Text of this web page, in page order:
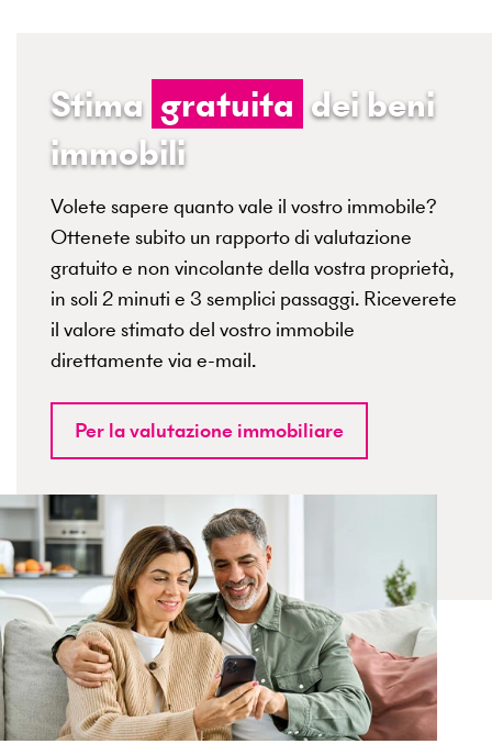
Stima gratuita dei beni
immobili
Volete sapere quanto vale il vostro immobile?
Ottenete subito un rapporto di valutazione
gratuito e non vincolante della vostra proprietà,
in soli 2 minuti e 3 semplici passaggi. Riceverete
il valore stimato del vostro immobile
direttamente via e-mail.
Per la valutazione immobiliare